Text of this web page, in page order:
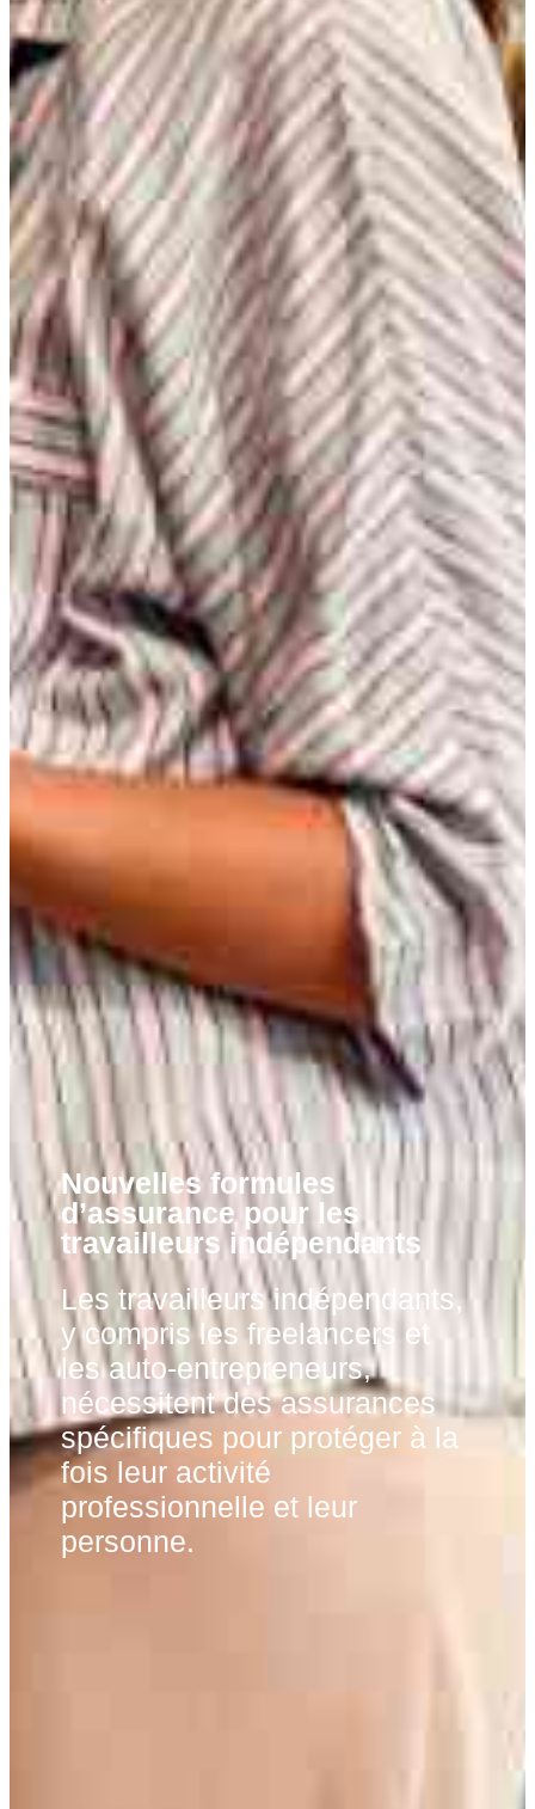
Nouvelles formules
d’assurance pour les
travailleurs indépendants
Les travailleurs indépendants,
y compris les freelancers et
les auto-entrepreneurs,
nécessitent des assurances
spécifiques pour protéger à la
fois leur activité
professionnelle et leur
personne.